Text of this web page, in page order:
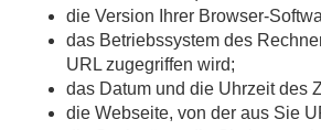
die Version Ihrer Browser-
das Betriebssystem des
URL zugegriffen wird;
das Datum und die Uhrzeit des
die Webseite, von der aus Sie